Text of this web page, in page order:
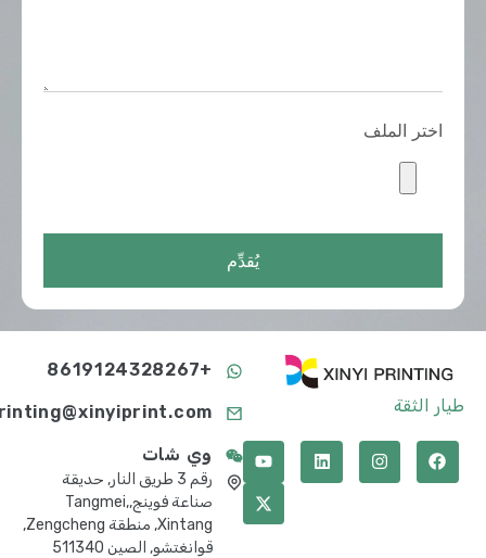
اختر الملف
يُقدِّم
طيار الثقة printing@xinyiprint.com
وي شات
رقم 3 طريق النار, حديقة
صناعة فوينج,Tangmei,
Xintang, منطقة Zengcheng,
قوانغتشو, الصين 511340